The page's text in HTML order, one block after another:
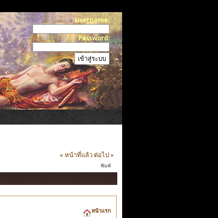
Username:
Password:
« หน้าที่แล้ว ต่อไป »
พิมพ์
หน้าแรก